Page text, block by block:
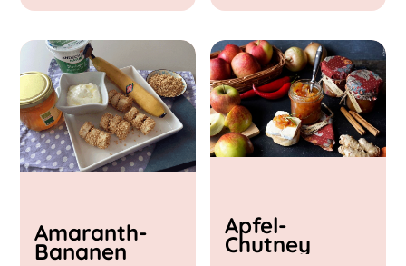
Amaranth-
Bananen
Apfel-
Chutney